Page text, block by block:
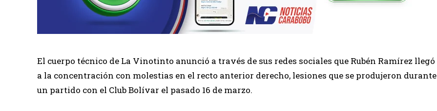
El cuerpo técnico de La Vinotinto anunció a través de sus redes sociales que Rubén Ramírez llegó
a la concentración con molestias en el recto anterior derecho, lesiones que se produjeron durante
un partido con el Club Bolívar el pasado 16 de marzo.